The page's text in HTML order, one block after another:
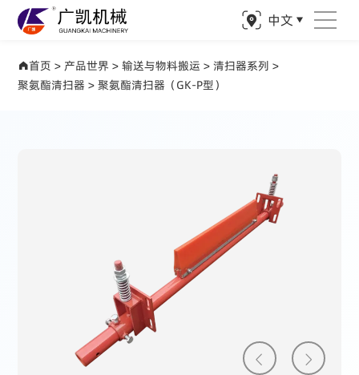
中文
产品世界 驱动矿业精准钻探
首页 >产品世界 >输送与物料搬运 >清扫器系列 >
聚氨酯清扫器 >聚氨酯清扫器（GK-P型）